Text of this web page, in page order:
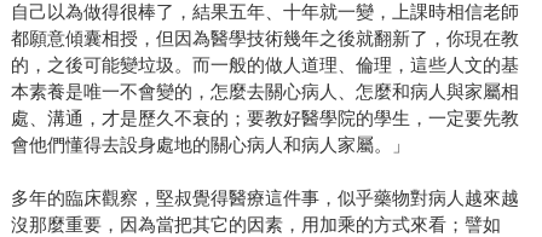
自己以為做得很棒了，結果五年、十年就一變，上課時相信老師
都願意傾囊相授，但因為醫學技術幾年之後就翻新了，你現在教
的，之後可能變垃圾。而一般的做人道理、倫理，這些人文的基
本素養是唯一不會變的，怎麼去關心病人、怎麼和病人與家屬相
處、溝通，才是歷久不衰的；要教好醫學院的學生，一定要先教
會他們懂得去設身處地的關心病人和病人家屬。」
多年的臨床觀察，堅叔覺得醫療這件事，似乎藥物對病人越來越
沒那麼重要，因為當把其它的因素，用加乘的方式來看；譬如